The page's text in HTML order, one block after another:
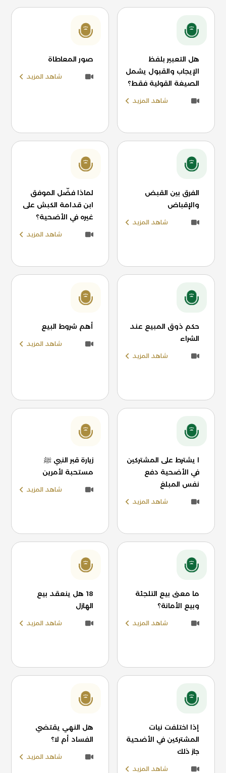
هل التعبير بلفظ
الإيجاب والقبول يشمل
الصيغة القولية فقط؟
شاهد المزيد
صور المعاطاة
شاهد المزيد
الفرق بين القبض
والإقباض
شاهد المزيد
لماذا فضّل الموفق
ابن قدامة الكبش على
غيره في الأضحية؟
شاهد المزيد
حكم ذوق المبيع عند
الشراء
شاهد المزيد
أهم شروط البيع
شاهد المزيد
ا يشترط على المشتركين
في الأضحية دفع
نفس المبلغ
شاهد المزيد
زيارة قبر النبي ﷺ
مستحبة لأمرين
شاهد المزيد
ما معنى بيع التلجئة
وبيع الأمانة؟
شاهد المزيد
18 هل ينعقد بيع
الهازل
شاهد المزيد
إذا اختلفت نيات
المشتركين في الأضحية
جاز ذلك
شاهد المزيد
هل النهي يقتضي
الفساد أم لا؟
شاهد المزيد